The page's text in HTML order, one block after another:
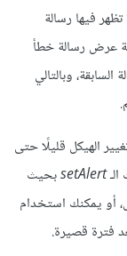
فيها رسالة
عرض رسالة خطأ
وبالتالي
الهيكل قليلًا حتى
setAlertبحيث
أو يمكنك استخدام
فترة قصيرة.